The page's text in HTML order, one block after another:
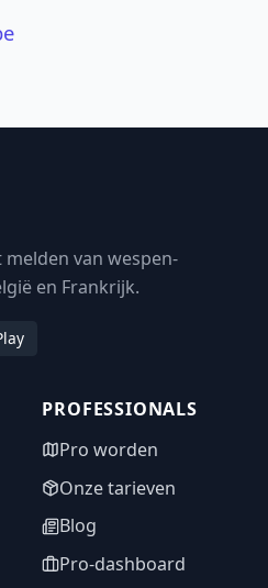
van wespen-
en Frankrijk.
PROFESSIONALS
Pro worden
Onze tarieven
Blog
Pro-dashboard